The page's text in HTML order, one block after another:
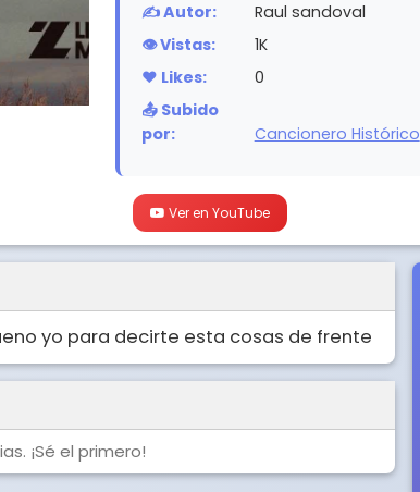
✍️ Autor:
Raul sandoval
👁️ Vistas:
1K
❤️ Likes:
0
📤 Subido
por:
Cancionero Histórico
Ver en YouTube
yo para decirte esta cosas de frente
¡Sé el primero!